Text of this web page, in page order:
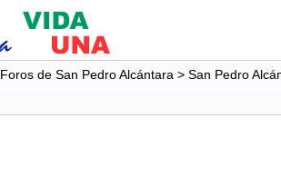
Foros de San Pedro Alcántara > San Pedro